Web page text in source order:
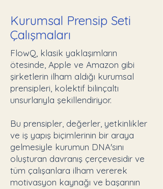
Kurumsal Prensip Seti
Çalışmaları
FlowQ, klasik yaklaşımların
ötesinde, Apple ve Amazon gibi
şirketlerin ilham aldığı kurumsal
prensipleri, kolektif bilinçaltı
unsurlarıyla şekillendiriyor.
Bu prensipler, değerler, yetkinlikler
ve iş yapış biçimlerinin bir araya
gelmesiyle kurumun DNA'sını
oluşturan davranış çerçevesidir ve
tüm çalışanlara ilham vererek
motivasyon kaynağı ve başarının